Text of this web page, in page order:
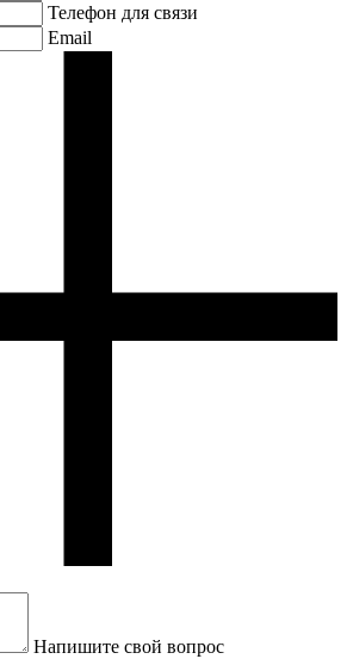
Телефон для связи
Email
Напишите свой вопрос